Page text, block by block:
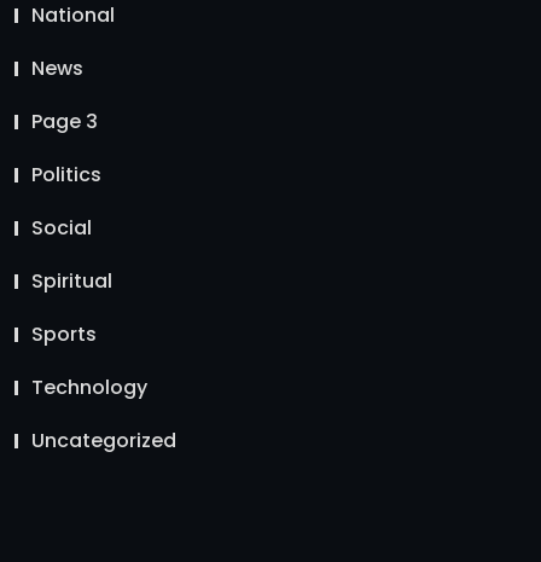
National
News
Page 3
Politics
Social
Spiritual
Sports
Technology
Uncategorized